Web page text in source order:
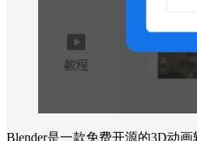
Blender是一款免费开源的3D动